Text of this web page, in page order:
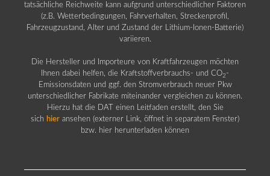
tatsächliche Reichweite kann aufgrund unterschiedlicher Faktoren
(z.B. Wetterbedingungen, Fahrverhalten, Streckenprofil,
Fahrzeugzustand, Alter und Zustand der Lithium-Ionen-Batterie)
variieren.
Die Hersteller und Importeure von Kraftfahrzeugen möchten
Ihnen dabei helfen, die Kraftstoffverbrauchs- und CO2 -
Emissionsdaten und ggf. den Stromverbrauch neuer Pkw
unterschiedlicher Fabrikate miteinander vergleichen zu können.
Hierzu hat die DAT einen Leitfaden erstellt, den Sie
sich hier ansehen (externer Link, öffnet in separatem Fenster)
bzw. hier herunterladen können